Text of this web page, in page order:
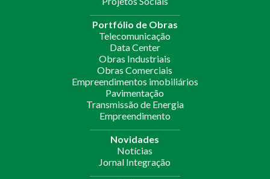
Portfólio de Obras
Telecomunicação
Data Center
Obras Industriais
Obras Comerciais
Empreendimentos imobiliários
Pavimentação
Transmissão de Energia
Empreendimento
Novidades
Notícias
Jornal Integração